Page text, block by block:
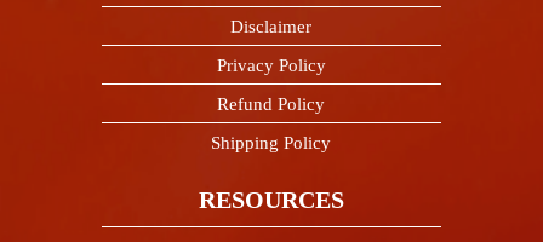
Disclaimer
Privacy Policy
Refund Policy
Shipping Policy
RESOURCES